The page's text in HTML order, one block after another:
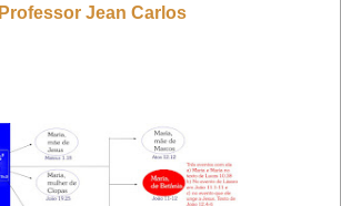
Professor Jean Carlos